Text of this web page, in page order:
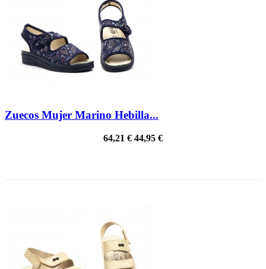
Zuecos Mujer Marino Hebilla...
64,21 € 44,95 €